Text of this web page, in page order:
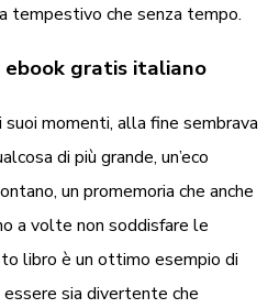
tempestivo che senza tempo.
gratis italiano
momenti, alla fine sembrava
di più grande, un’eco
un promemoria che anche
a volte non soddisfare le
libro è un ottimo esempio di
sia divertente che